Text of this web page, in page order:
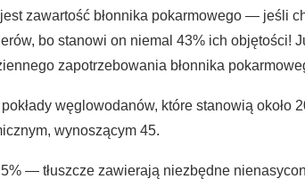
zawartość błonnika pokarmowego — jeśli
bo stanowi on niemal 43% ich objętości!
zapotrzebowania błonnika
węglowodanów, które stanowią około
wynoszącym 45.
— tłuszcze zawierają niezbędne